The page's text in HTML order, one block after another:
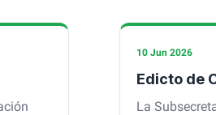
10 Jun 2026
Edicto de
La